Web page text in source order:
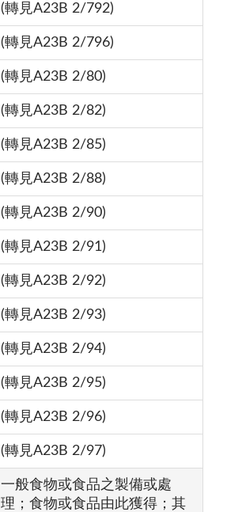
(轉見A23B 2/792)
(轉見A23B 2/796)
(轉見A23B 2/80)
(轉見A23B 2/82)
(轉見A23B 2/85)
(轉見A23B 2/88)
(轉見A23B 2/90)
(轉見A23B 2/91)
(轉見A23B 2/92)
(轉見A23B 2/93)
(轉見A23B 2/94)
(轉見A23B 2/95)
(轉見A23B 2/96)
(轉見A23B 2/97)
一般食物或食品之製備或處
理；食物或食品由此獲得；其